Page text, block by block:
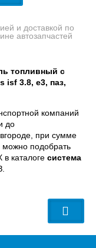
и доставкой по
автозапчастей
топливный с
isf 3.8, e3, паз,
компаний
до
при сумме
можно подобрать
каталоге система